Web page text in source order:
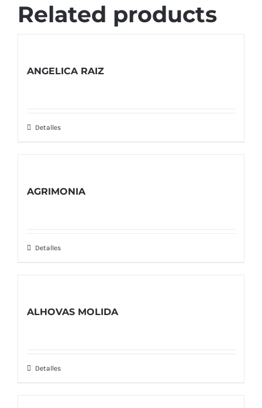
Related products
ANGELICA RAIZ
Detalles
AGRIMONIA
Detalles
ALHOVAS MOLIDA
Detalles